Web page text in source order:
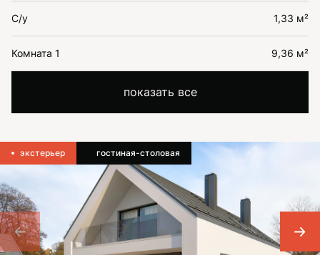
С/у 1,33 м²
Комната 1 9,36 м²
показать все
экстерьер гостиная-столовая